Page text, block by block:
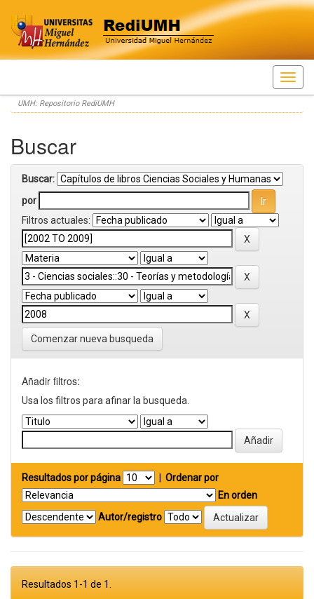
Skip
navigation
UMH: Repositorio RediUMH
Buscar
Buscar:
por
Filtros actuales:
Comenzar nueva busqueda
Añadir filtros:
Usa los filtros para afinar la busqueda.
Resultados por página
Ordenar por
En orden
Autor/registro
Resultados 1-1 de 1.